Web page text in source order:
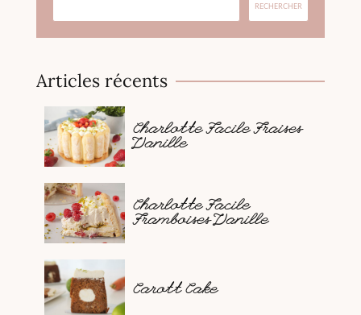
Articles récents
Charlotte Facile Fraises
Vanille
Charlotte Facile
Framboises Vanille
Carott Cake